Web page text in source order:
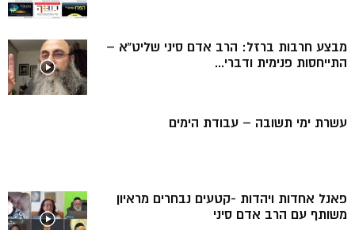
מבצע חרבות ברזל: הרב אדם סיני שליט”א –
התייחסות פנימית ודברי...
עשרת ימי תשובה – עבודת הימים
פאנל אחדות ויהדות -קטעים נבחרים מראיון
משותף עם הרב אדם סיני